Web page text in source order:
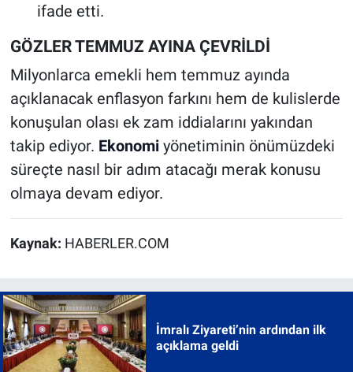
ifade etti.
GÖZLER TEMMUZ AYINA ÇEVRİLDİ
Milyonlarca emekli hem temmuz ayında
açıklanacak enflasyon farkını hem de kulislerde
konuşulan olası ek zam iddialarını yakından
takip ediyor. Ekonomiyönetiminin önümüzdeki
süreçte nasıl bir adım atacağı merak konusu
olmaya devam ediyor.
Kaynak: HABERLER.COM
İmralı Ziyareti’nin ardından ilk
açıklama geldi